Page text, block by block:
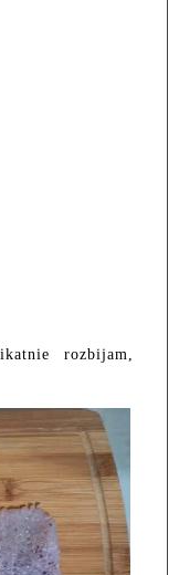
rozbijam,